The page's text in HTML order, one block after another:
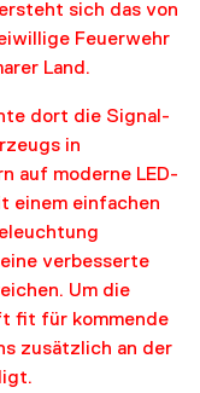
sich das von
Feuerwehr
Land.
dort die Signal-
in
auf moderne LED-
einem einfachen
verbesserte
Um die
fit für kommende
zusätzlich an der